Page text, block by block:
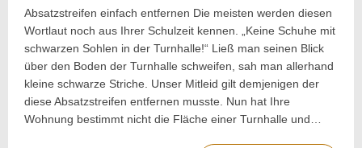
Fußboden
entfernen
Absatzstreifen einfach entfernen Die meisten werden diesen
Wortlaut noch aus Ihrer Schulzeit kennen. „Keine Schuhe mit
schwarzen Sohlen in der Turnhalle!“ Ließ man seinen Blick
über den Boden der Turnhalle schweifen, sah man allerhand
kleine schwarze Striche. Unser Mitleid gilt demjenigen der
diese Absatzstreifen entfernen musste. Nun hat Ihre
Wohnung bestimmt nicht die Fläche einer Turnhalle und…